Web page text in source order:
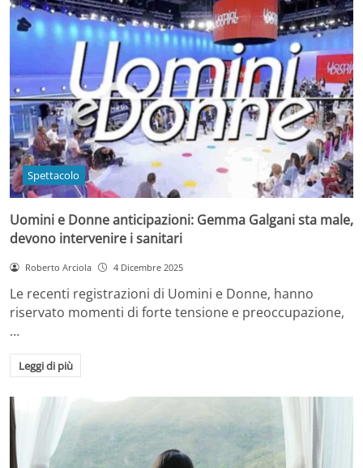
Spettacolo
Uomini e Donne anticipazioni: Gemma Galgani sta male,
devono intervenire i sanitari
Roberto Arciola 4 Dicembre 2025
Le recenti registrazioni di Uomini e Donne, hanno
riservato momenti di forte tensione e preoccupazione,
…
Leggi di più